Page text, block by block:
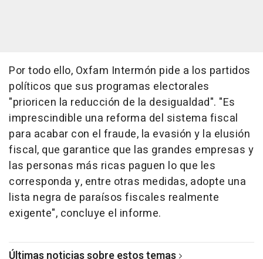
Por todo ello, Oxfam Intermón pide a los partidos
políticos que sus programas electorales
"prioricen la reducción de la desigualdad". "Es
imprescindible una reforma del sistema fiscal
para acabar con el fraude, la evasión y la elusión
fiscal, que garantice que las grandes empresas y
las personas más ricas paguen lo que les
corresponda y, entre otras medidas, adopte una
lista negra de paraísos fiscales realmente
exigente", concluye el informe.